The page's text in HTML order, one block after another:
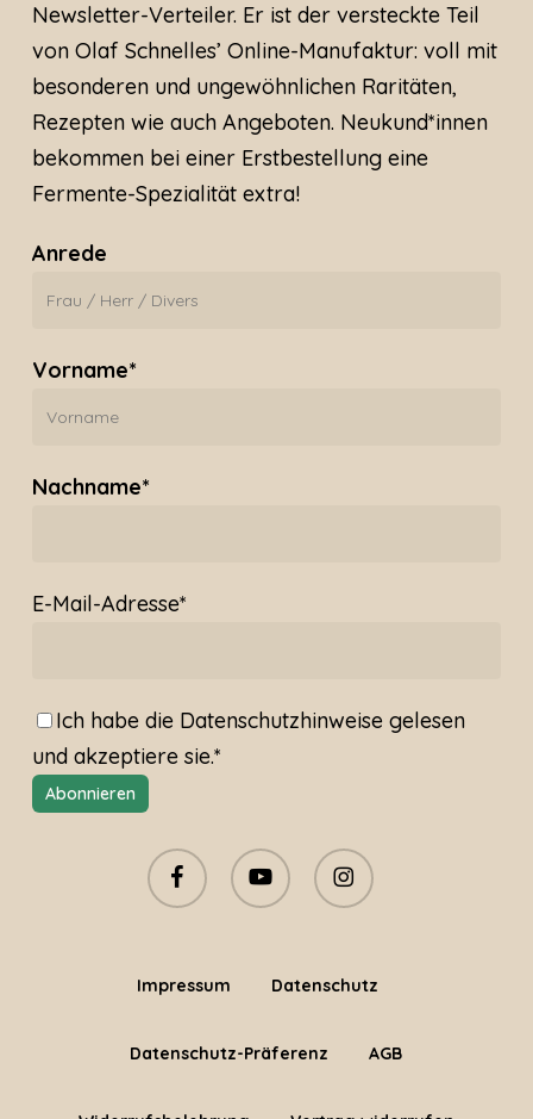
Newsletter-Verteiler. Er ist der versteckte Teil
von Olaf Schnelles’ Online-Manufaktur: voll mit
besonderen und ungewöhnlichen Raritäten,
Rezepten wie auch Angeboten. Neukund*innen
bekommen bei einer Erstbestellung eine
Fermente-Spezialität extra!
Anrede
Vorname*
Nachname*
E-Mail-Adresse*
Ich habe die Datenschutzhinweisegelesen
und akzeptiere sie.*
facebook youtube instagram
Impressum Datenschutz
Datenschutz-Präferenz AGB